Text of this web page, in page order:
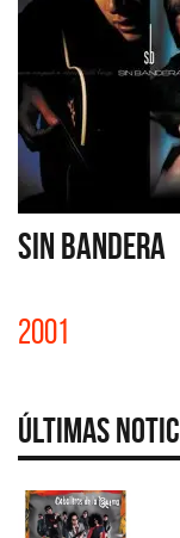
SIN BANDERA
2001
Últimas